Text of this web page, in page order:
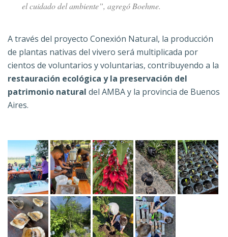
el cuidado del ambiente”, agregó Boehme.
A través del proyecto Conexión Natural, la producción
de plantas nativas del vivero será multiplicada por
cientos de voluntarios y voluntarias, contribuyendo a la
restauración ecológica y la preservación del
patrimonio natural del AMBA y la provincia de Buenos
Aires.